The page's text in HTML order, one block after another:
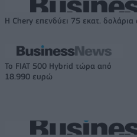
Η Chery επενδύει 75 εκατ.
Το FIAT 500 Hybrid τώρα από
18.990 ευρώ